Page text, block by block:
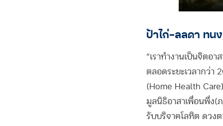
ป้าไก่-ลลดา ทน
“เราทำงานเป็นจิตอ
ตลอดระยะเวลากว่า
(Home Health
มูลนิธิอาสาเพื่อนพึ่ง(
รับบริจาคโลหิต ดวง